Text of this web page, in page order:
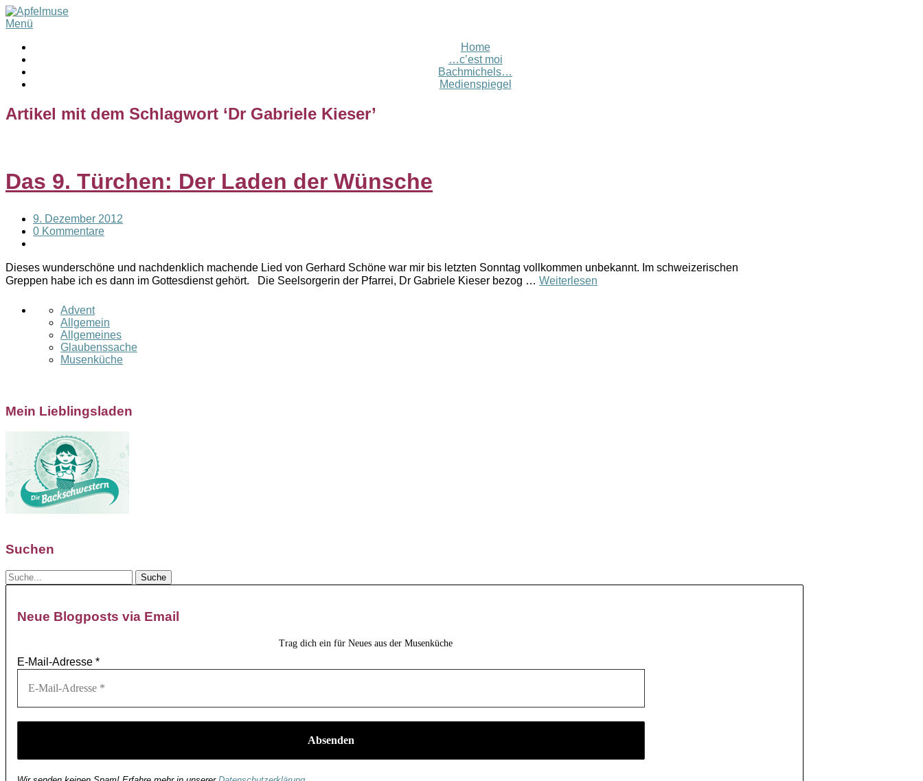
Menü
Home
…c’est moi
Bachmichels…
Medienspiegel
Artikel mit dem Schlagwort ‘Dr Gabriele Kieser’
Das 9. Türchen: Der Laden der Wünsche
9. Dezember 2012
0 Kommentare
Dieses wunderschöne und nachdenklich machende Lied von Gerhard Schöne war mir bis letzten Sonntag vollkommen unbekannt. Im schweizerischen
Greppen habe ich es dann im Gottesdienst gehört. Die Seelsorgerin der Pfarrei, Dr Gabriele Kieser bezog … Weiterlesen
Advent
Allgemein
Allgemeines
Glaubenssache
Musenküche
Mein Lieblingsladen
Suchen
Neue Blogposts via Email
Trag dich ein für Neues aus der Musenküche
E-Mail-Adresse *